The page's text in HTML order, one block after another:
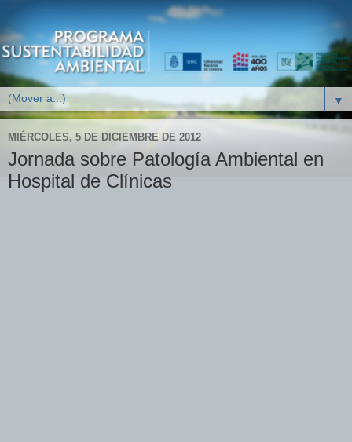
▼
MIÉRCOLES, 5 DE DICIEMBRE DE 2012
Jornada sobre Patología Ambiental en
Hospital de Clínicas